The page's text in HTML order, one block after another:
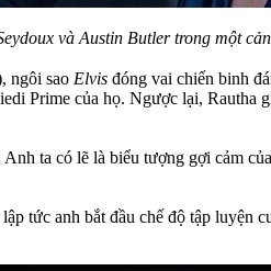
và Austin Butler trong một
ngôi sao Elvis đóng vai chiến binh
Prime của họ. Ngược lại,
ta có lẽ là biểu tượng gợi cảm
tức anh bắt đầu chế độ tập luyện